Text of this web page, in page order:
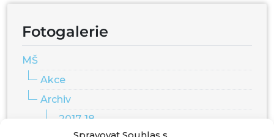
Fotogalerie
MŠ
Akce
Archiv
2017-18